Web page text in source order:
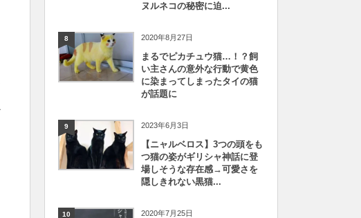
ヌルネコの秘密に迫...
8 2020年8月27日
まるでピカチュウ猫…！？飼
い主さんの意外な行動で黄色
に染まってしまったタイの猫
が話題に
9 2023年6月3日
【ニャルベロス】3つの頭をも
つ猫の姿がギリシャ神話に登
場しそうな存在感→可愛さを
隠しきれない黒猫...
10 2020年7月25日